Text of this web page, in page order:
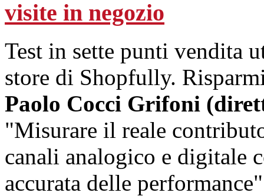
visite in negozio
Test in sette punti vendita
store di Shopfully.
Paolo Cocci Grifoni
"Misurare il reale
canali analogico e digitale
accurata delle